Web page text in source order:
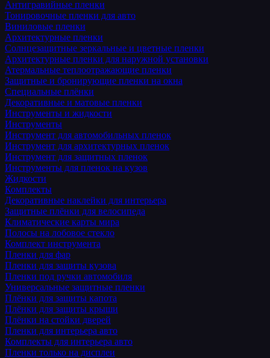
Антигравийные пленки
Тонировочные пленки для авто
Виниловые пленки
Архитектурные пленки
Солнцезащитные зеркальные и цветные пленки
Архитектурные пленки для наружной установки
Атермальные теплоотражающие пленки
Защитные и бронирующие пленки на окна
Специальные плёнки
Декоративные и матовые пленки
Инструменты и жидкости
Инструменты
Инструмент для автомобильных пленок
Инструмент для архитектурных пленок
Инструмент для защитных пленок
Инструменты для пленок на кузов
Жидкости
Комплекты
Декоративные наклейки для интерьера
Защитные плёнки для велосипеда
Климатические карты мира
Полосы на лобовое стекло
Комплект инструмента
Пленки для фар
Пленки для защиты кузова
Пленки под ручки автомобиля
Универсальные защитные пленки
Плёнки для защиты капота
Плёнки для защиты крыши
Плёнки на стойки дверей
Пленки для интерьера авто
Комплекты для интерьера авто
Пленки только на дисплеи